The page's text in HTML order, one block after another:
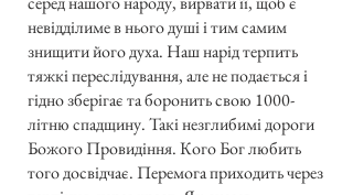
невідділиме в нього душі і тим самим
знищити його духа. Наш нарід терпить
тяжкі переслідування, але не подається і
гідно зберігає та боронить свою 1000-
літню спадщину. Такі незглибимі дороги
Божого Провидіння. Кого Бог любить
того досвідчає. Перемога приходить через